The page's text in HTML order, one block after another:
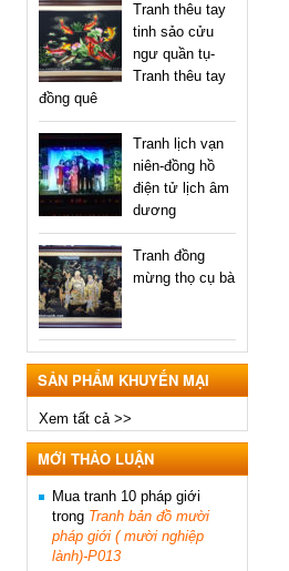
Tranh thêu tay
tinh sảo cửu
ngư quần tụ-
Tranh thêu tay
đồng quê
Tranh lịch vạn
niên-đồng hồ
điện tử lịch âm
dương
Tranh đồng
mừng thọ cụ bà
SẢN PHẨM KHUYẾN MẠI
Xem tất cả >>
MỚI THẢO LUẬN
Mua tranh 10 pháp giới
trong Tranh bản đồ mười
pháp giới ( mười nghiệp
lành)-P013